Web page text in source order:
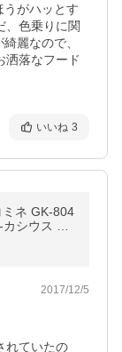
がハッとす
、色乗りに関
麗なので、
洒落なフード
いいね 3
ミネ GK-804
シウス KO
2017/12/5
れていたの